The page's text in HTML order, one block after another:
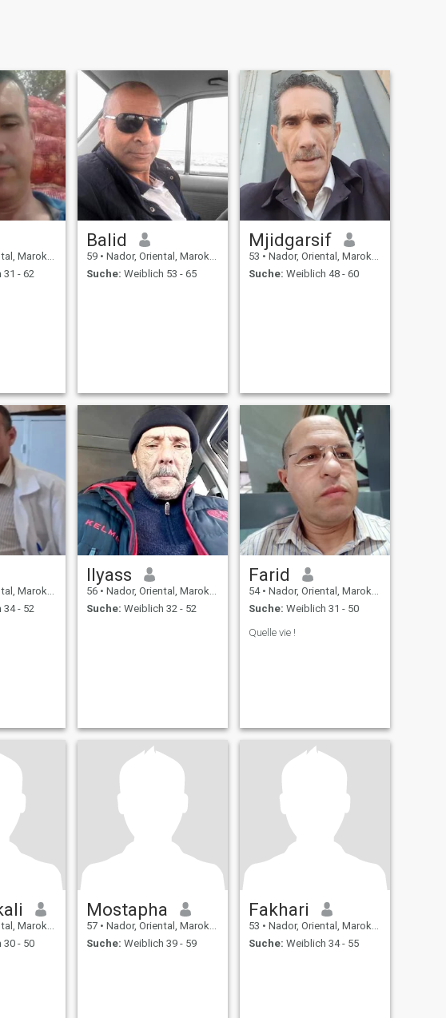
Marokko
31 - 62
Balid
59 • Nador, Oriental, Marokko
Suche: Weiblich 53 - 65
Mjidgarsif
53 • Nador, Oriental, Marokko
Suche: Weiblich 48 - 60
Marokko
34 - 52
Ilyass
56 • Nador, Oriental, Marokko
Suche: Weiblich 32 - 52
Farid
54 • Nador, Oriental, Marokko
Suche: Weiblich 31 - 50
Quelle vie !
Marokko
30 - 50
Mostapha
57 • Nador, Oriental, Marokko
Suche: Weiblich 39 - 59
Fakhari
53 • Nador, Oriental, Marokko
Suche: Weiblich 34 - 55